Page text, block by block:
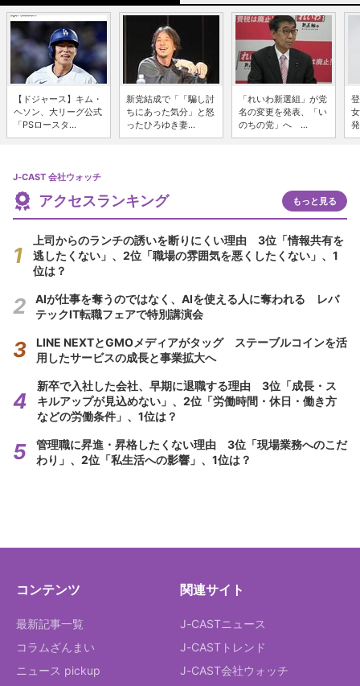
【ドジャース】キム・
ヘソン、大リーグ公式
「PSロースタ...
新党結成で「「騙し討
ちにあった気分」と怒
ったひろゆき妻...
「れいわ新選組」が党
名の変更を発表、「い
のちの党」へ ...
J-CAST 会社ウォッチ
アクセスランキング もっと見る
上司からのランチの誘いを断りにくい理由 3位「情報共有を
逃したくない」、2位「職場の雰囲気を悪くしたくない」、1
位は？
AIが仕事を奪うのではなく、AIを使える人に奪われる レバ
テックIT転職フェアで特別講演会
LINE NEXTとGMOメディアがタッグ ステーブルコインを活
用したサービスの成長と事業拡大へ
新卒で入社した会社、早期に退職する理由 3位「成長・ス
キルアップが見込めない」、2位「労働時間・休日・働き方
などの労働条件」、1位は？
管理職に昇進・昇格したくない理由 3位「現場業務へのこだ
わり」、2位「私生活への影響」、1位は？
コンテンツ
最新記事一覧
コラムざんまい
ニュース pickup
関連サイト
J-CASTニュース
J-CASTトレンド
J-CAST会社ウォッチ